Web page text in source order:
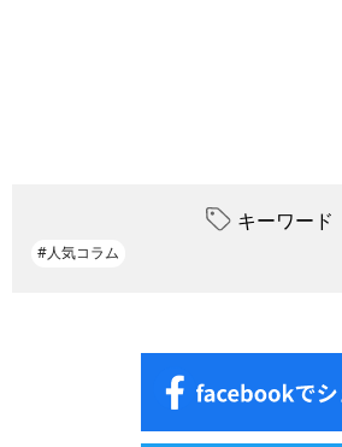
キーワード
#人気コラム